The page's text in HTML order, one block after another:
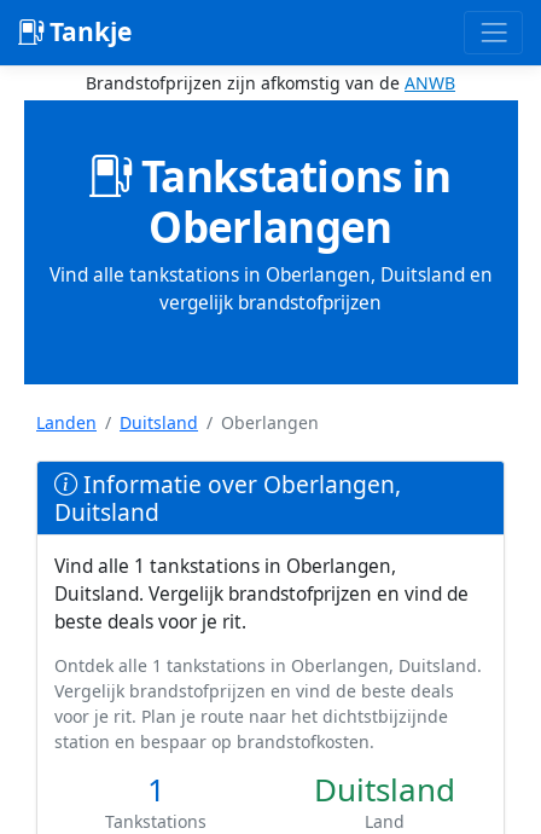
Tankje
Brandstofprijzen zijn afkomstig van de ANWB
Tankstations in
Oberlangen
Vind alle tankstations in Oberlangen, Duitsland en
vergelijk brandstofprijzen
Landen Duitsland Oberlangen
Informatie over Oberlangen,
Duitsland
Vind alle 1 tankstations in Oberlangen,
Duitsland. Vergelijk brandstofprijzen en vind de
beste deals voor je rit.
Ontdek alle 1 tankstations in Oberlangen, Duitsland.
Vergelijk brandstofprijzen en vind de beste deals
voor je rit. Plan je route naar het dichtstbijzijnde
station en bespaar op brandstofkosten.
1
Tankstations
Duitsland
Land